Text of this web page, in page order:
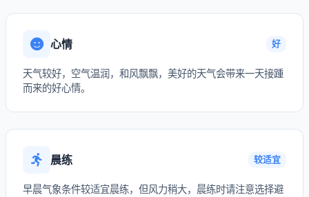
心情 好
天气较好，空气温润，和风飘飘，美好的天气会带来一天接踵
而来的好心情。
晨练 较适宜
早晨气象条件较适宜晨练，但风力稍大，晨练时请注意选择避